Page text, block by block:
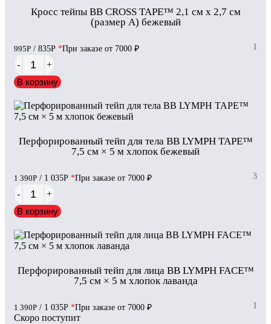
Кросс тейпы BB CROSS TAPE™ 2,1 см x 2,7 см
(размер А) бежевый
995Р / 835Р *При заказе от 7000 ₽ 1
-
+
В корзину
Перфорированный тейп для тела BB LYMPH TAPE™
7,5 см × 5 м хлопок бежевый
1 390Р / 1 035Р *При заказе от 7000 ₽ 3
-
+
В корзину
Перфорированный тейп для лица BB LYMPH FACE™
7,5 см × 5 м хлопок лаванда
1 390Р / 1 035Р *При заказе от 7000 ₽ 1
Скоро поступит